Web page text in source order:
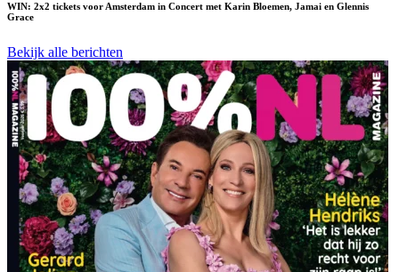
WIN: 2x2 tickets voor Amsterdam in Concert met Karin Bloemen, Jamai en Glennis
Grace
Bekijk alle berichten